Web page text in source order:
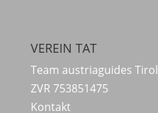
VEREIN TAT
Team austriaguides Tirol
ZVR 753851475
Kontakt